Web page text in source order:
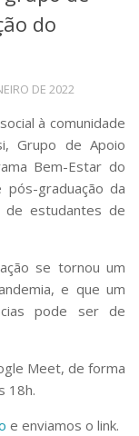
do
DE 2022
à comunidade
Grupo de Apoio
Bem-Estar do
graduação da
de estudantes de
se tornou um
e que um
pode ser de
Meet, de forma
18h.
e enviamos o link.